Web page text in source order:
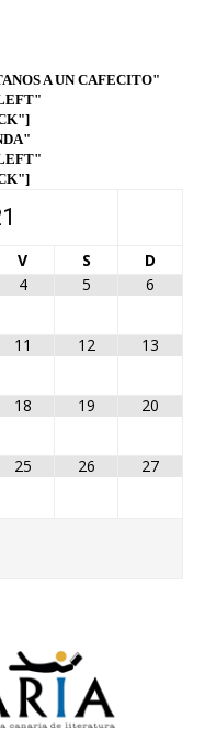
A UN CAFECITO"
V S
D
4 5 6
11 12 13
18 19 20
25 26 27